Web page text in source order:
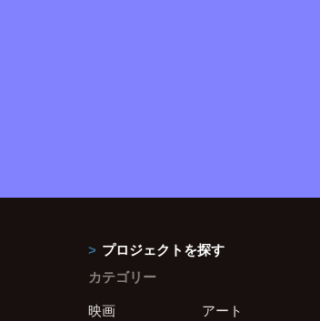
プロジェクトを探す
カテゴリー
映画
アート